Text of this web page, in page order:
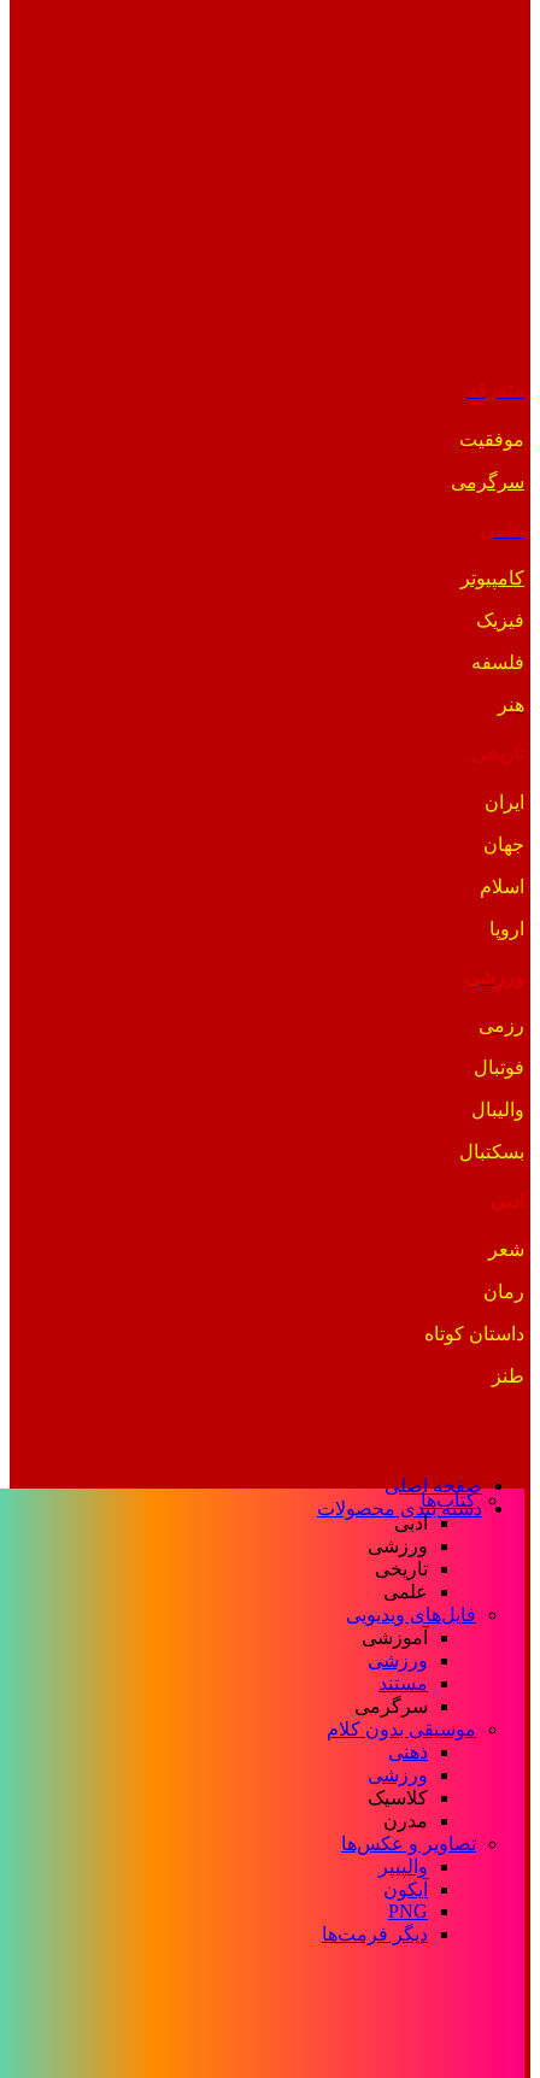
موفقیت
سرگرمی
کامپیوتر
فیزیک
فلسفه
هنر
ایران
جهان
اسلام
اروپا
ورزشی
رزمی
فوتبال
والیبال
بسکتبال
ادبی
شعر
رمان
داستان کوتاه
طنز
صفحه اصلی
دسته بندی محصولات
کتاب‌ها
ادبی
ورزشی
تاریخی
علمی
فایل‌های ویدیویی
آموزشی
ورزشی
مستند
سرگرمی
موسیقی بدون کلام
ذهنی
ورزشی
کلاسیک
مدرن
تصاویر و عکس‌ها
والپیپر
آیکون
PNG
دیگر فرمت‌ها